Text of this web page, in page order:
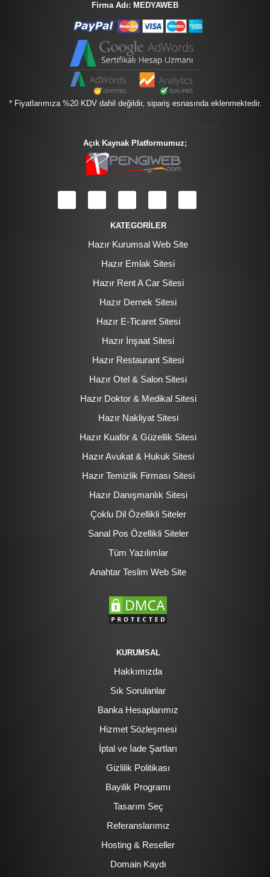
Firma Adı: MEDYAWEB
* Fiyatlarımıza %20 KDV dahil değildir, sipariş esnasında eklenmektedir.
Açık Kaynak Platformumuz;
KATEGORİLER
Hazır Kurumsal Web Site
Hazır Emlak Sitesi
Hazır Rent A Car Sitesi
Hazır Dernek Sitesi
Hazır E-Ticaret Sitesi
Hazır İnşaat Sitesi
Hazır Restaurant Sitesi
Hazır Otel & Salon Sitesi
Hazır Doktor & Medikal Sitesi
Hazır Nakliyat Sitesi
Hazır Kuaför & Güzellik Sitesi
Hazır Avukat & Hukuk Sitesi
Hazır Temizlik Firması Sitesi
Hazır Danışmanlık Sitesi
Çoklu Dil Özellikli Siteler
Sanal Pos Özellikli Siteler
Tüm Yazılımlar
Anahtar Teslim Web Site
KURUMSAL
Hakkımızda
Sık Sorulanlar
Banka Hesaplarımız
Hizmet Sözleşmesi
İptal ve İade Şartları
Gizlilik Politikası
Bayilik Programı
Tasarım Seç
Referanslarımız
Hosting & Reseller
Domain Kaydı